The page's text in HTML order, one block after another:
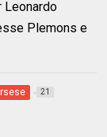
Leonardo
Plemons e
21